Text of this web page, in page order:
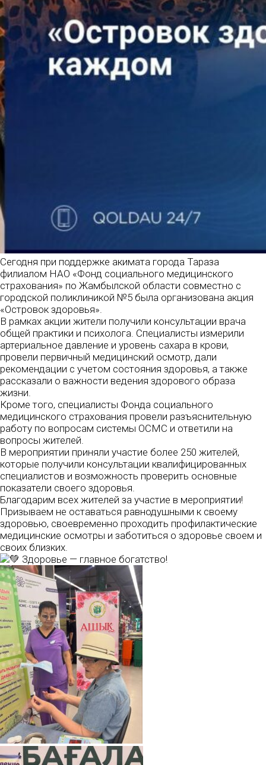
Сегодня при поддержке акимата города Тараза
филиалом НАО «Фонд социального медицинского
страхования» по Жамбылской области совместно с
городской поликлиникой №5 была организована акция
«Островок здоровья».
В рамках акции жители получили консультации врача
общей практики и психолога. Специалисты измерили
артериальное давление и уровень сахара в крови,
провели первичный медицинский осмотр, дали
рекомендации с учетом состояния здоровья, а также
рассказали о важности ведения здорового образа
жизни.
Кроме того, специалисты Фонда социального
медицинского страхования провели разъяснительную
работу по вопросам системы ОСМС и ответили на
вопросы жителей.
В мероприятии приняли участие более 250 жителей,
которые получили консультации квалифицированных
специалистов и возможность проверить основные
показатели своего здоровья.
Благодарим всех жителей за участие в мероприятии!
Призываем не оставаться равнодушными к своему
здоровью, своевременно проходить профилактические
медицинские осмотры и заботиться о здоровье своем и
своих близких.
Здоровье — главное богатство!